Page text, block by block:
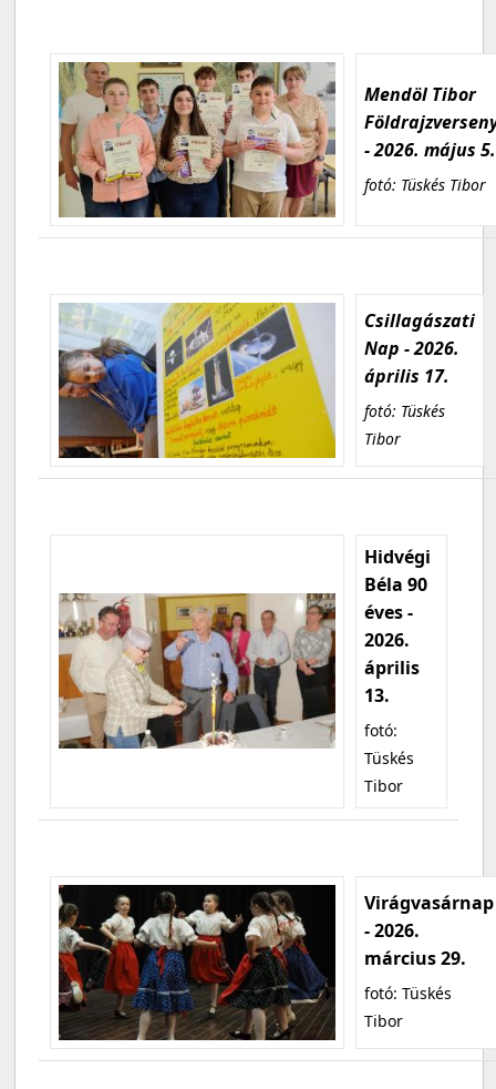
Mendöl Tibor
- 2026. május 5.
fotó: Tüskés Tibor
Csillagászati
Nap - 2026.
április 17.
fotó: Tüskés
Tibor
Hidvégi
Béla 90
éves -
2026.
április
13.
fotó:
Tüskés
Tibor
Virágvasárnap
- 2026.
március 29.
fotó: Tüskés
Tibor